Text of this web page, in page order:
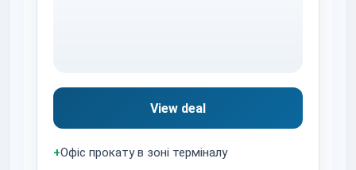
View deal
+Офіс прокату в зоні терміналу